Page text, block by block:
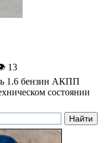
13
1.6 бензин АКПП
состоянии